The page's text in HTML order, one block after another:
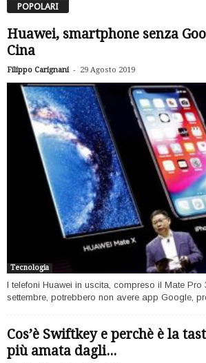
POPOLARI
Huawei, smartphone senza
Cina
Filippo Carignani - 29 Agosto 2019
Tecnologia
I telefoni Huawei in uscita, compreso il Mate Pro
settembre, potrebbero non avere app Google,
Cos’è Swiftkey e perchè è la
più amata dagli...